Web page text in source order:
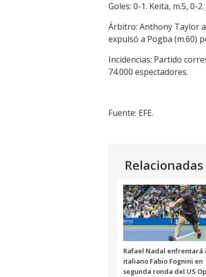
Goles: 0-1. Keita, m.5, 0-
Árbitro: Anthony Taylor
expulsó a Pogba (m.60)
Incidencias: Partido
74.000 espectadores.
Fuente: EFE.
Relacionadas
Rafael Nadal enfrentará
italiano Fabio Fognini en
segunda ronda del US